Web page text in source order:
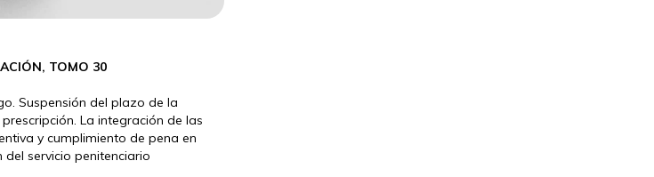
TOMO 30
Suspensión del plazo de la
La integración de las
y cumplimiento de pena en
servicio penitenciario